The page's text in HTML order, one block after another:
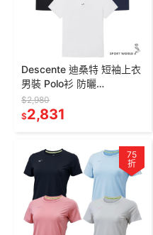
Descente 迪桑特 短袖上衣
男裝 Polo衫 防曬
SR221UPS47-
BLK0/DNVY/WHT0
$2,980
$2,831
75
折